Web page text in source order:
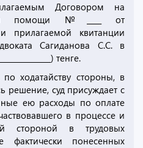
Договором на
помощи №____ от
и прилагаемой квитанции
Сагиданова С.С. в
тенге.
ходатайству стороны, в
решение, суд присуждает с
ею расходы по оплате
в процессе и
стороной в трудовых
понесенных